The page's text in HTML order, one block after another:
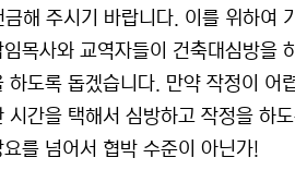
해 주시기 바랍니다. 이를 위하여
목사와 교역자들이 건축대심방을
도록 돕겠습니다. 만약 작정이 어
시간을 택해서 심방하고 작정을
를 넘어서 협박 수준이 아닌가!